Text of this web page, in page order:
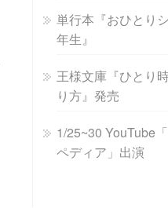
単行本『おひとり
年生』
王様文庫『ひとり
り方』発売
1/25~30 YouTube
ペディア」出演